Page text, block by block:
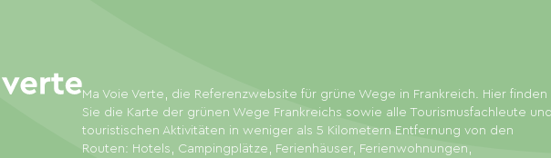
Ma Voie Verte, die Referenzwebsite für grüne Wege in Frankreich. Hier finden
Sie die Karte der grünen Wege Frankreichs sowie alle Tourismusfachleute und
touristischen Aktivitäten in weniger als 5 Kilometern Entfernung von den
Routen: Hotels, Campingplätze, Ferienhäuser, Ferienwohnungen,